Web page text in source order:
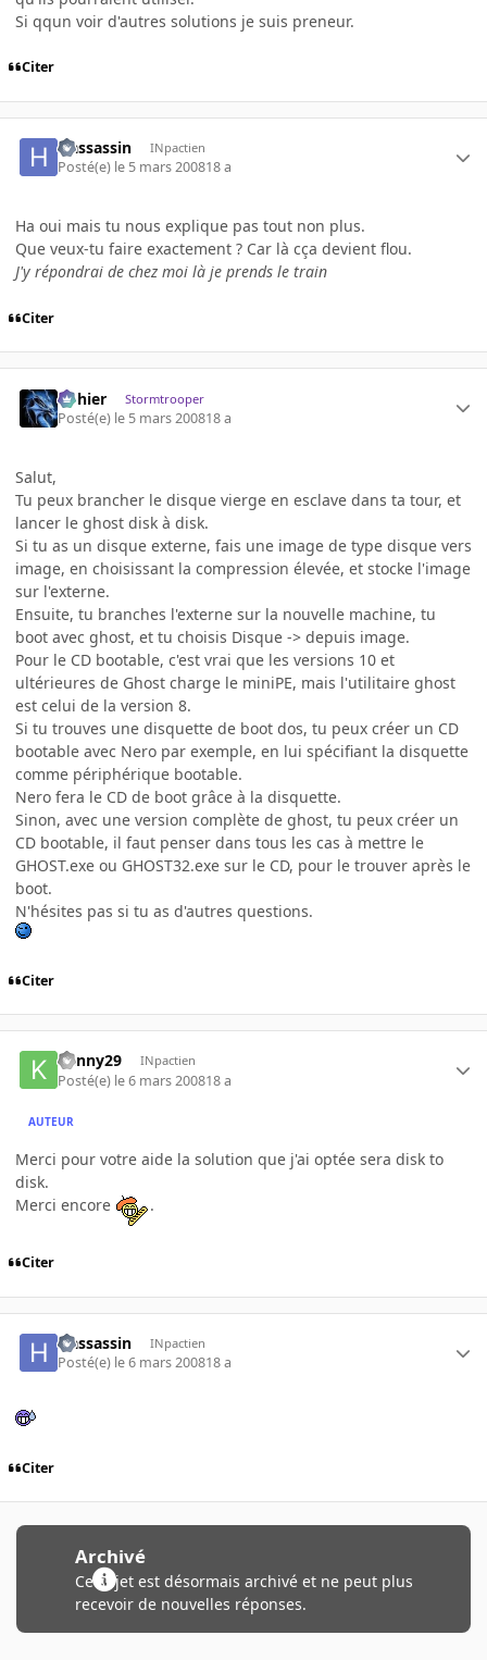
Si qqun voir d'autres solutions je suis preneur.
Citer
Hassassin INpactien
Posté(e) le 5 mars 200818 a
Ha oui mais tu nous explique pas tout non plus.
Que veux-tu faire exactement ? Car là cça devient flou.
J'y répondrai de chez moi là je prends le train
Citer
dohier Stormtrooper
Posté(e) le 5 mars 200818 a
Salut,
Tu peux brancher le disque vierge en esclave dans ta tour, et
lancer le ghost disk à disk.
Si tu as un disque externe, fais une image de type disque vers
image, en choisissant la compression élevée, et stocke l'image
sur l'externe.
Ensuite, tu branches l'externe sur la nouvelle machine, tu
boot avec ghost, et tu choisis Disque -> depuis image.
Pour le CD bootable, c'est vrai que les versions 10 et
ultérieures de Ghost charge le miniPE, mais l'utilitaire ghost
est celui de la version 8.
Si tu trouves une disquette de boot dos, tu peux créer un CD
bootable avec Nero par exemple, en lui spécifiant la disquette
comme périphérique bootable.
Nero fera le CD de boot grâce à la disquette.
Sinon, avec une version complète de ghost, tu peux créer un
CD bootable, il faut penser dans tous les cas à mettre le
GHOST.exe ou GHOST32.exe sur le CD, pour le trouver après le
boot.
N'hésites pas si tu as d'autres questions.
Citer
kenny29 INpactien
Posté(e) le 6 mars 200818 a
AUTEUR
Merci pour votre aide la solution que j'ai optée sera disk to
disk.
Merci encore
.
Citer
Hassassin INpactien
Posté(e) le 6 mars 200818 a
Citer
Archivé
Ce sujet est désormais archivé et ne peut plus
recevoir de nouvelles réponses.